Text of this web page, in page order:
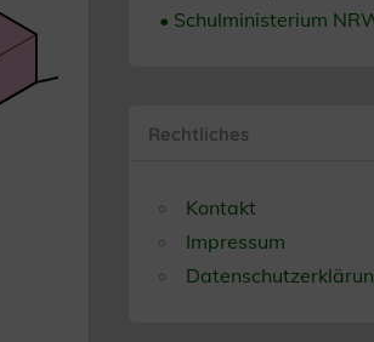
• Schulministerium
Rechtliches
Kontakt
Impressum